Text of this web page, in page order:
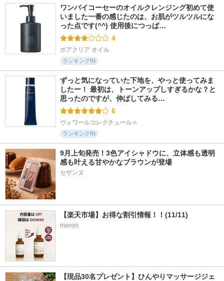
ワンバイコーセーのオイルクレンジング初めて使
いました一番の感じたのは、お肌がツルツルにな
った点です(^^) 使用後につっぱ…
4
ポアクリア オイル
ランキングIN
ずっと気になっていた下地を、やっと使ってみま
したー！ 最初は、トーンアップしすぎるかな？と
思ったのですが、伸ばしてみる…
6
ヴォワールコレクチュールｎ
ランキングIN
9月上旬発売！3色アイシャドウに、立体感も透明
感も叶える甘やかなブラウンが登場
【楽天市場】お得な割引情報！！(11/11)
manyo
【現品30名プレゼント】ひんやりマッサージジェ